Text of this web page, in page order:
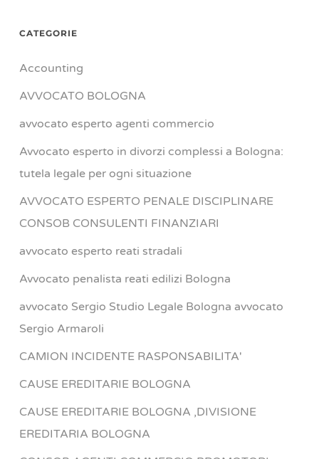
CATEGORIE
Accounting
AVVOCATO BOLOGNA
avvocato esperto agenti commercio
Avvocato esperto in divorzi complessi a Bologna:
tutela legale per ogni situazione
AVVOCATO ESPERTO PENALE DISCIPLINARE
CONSOB CONSULENTI FINANZIARI
avvocato esperto reati stradali
Avvocato penalista reati edilizi Bologna
avvocato Sergio Studio Legale Bologna avvocato
Sergio Armaroli
CAMION INCIDENTE RASPONSABILITA'
CAUSE EREDITARIE BOLOGNA
CAUSE EREDITARIE BOLOGNA ,DIVISIONE
EREDITARIA BOLOGNA